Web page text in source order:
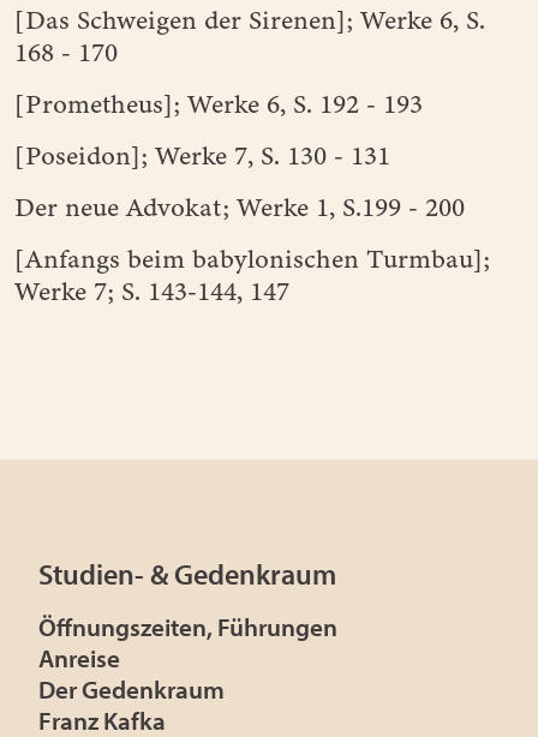
[Das Schweigen der Sirenen]; Werke 6, S.
168 - 170
[Prometheus]; Werke 6, S. 192 - 193
[Poseidon]; Werke 7, S. 130 - 131
Der neue Advokat; Werke 1, S.199 - 200
[Anfangs beim babylonischen Turmbau];
Werke 7; S. 143-144, 147
Studien- & Gedenkraum
Öffnungszeiten, Führungen
Anreise
Der Gedenkraum
Franz Kafka